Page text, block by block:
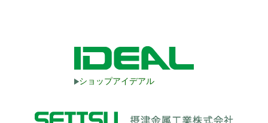
ショップアイデアル